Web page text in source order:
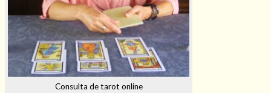
Consulta de tarot online